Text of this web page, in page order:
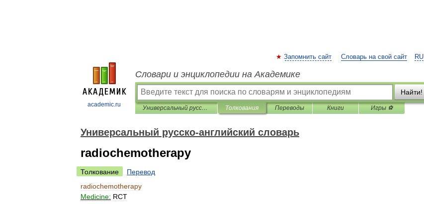
academic.ru
RU
Запомнить сайт Словарь на свой сайт
Словари и энциклопедии на Академике
Найти!
Универсальный русско-английский словарь Толкования Переводы Книги Игры ⚽
Универсальный русско-английский словарь
radiochemotherapy
Толкование
Перевод
radiochemotherapy
Medicine: RCT